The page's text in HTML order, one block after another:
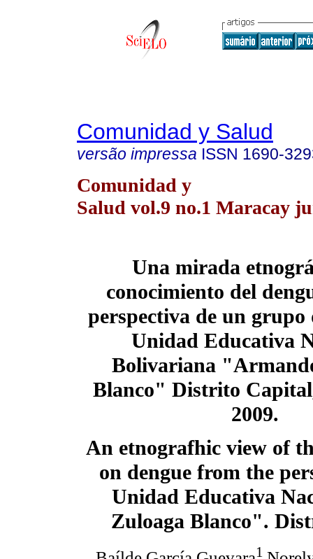
Comunidad y Salud
versão impressa ISSN 1690-
Comunidad y
Salud vol.9 no.1 Maracay
Una mirada
conocimiento del
perspectiva de un grupo
Unidad Educativa
Bolivariana
Blanco" Distrito
2009.
An etnografhic view of
on dengue from the
Unidad Educativa
Zuloaga Blanco".
1